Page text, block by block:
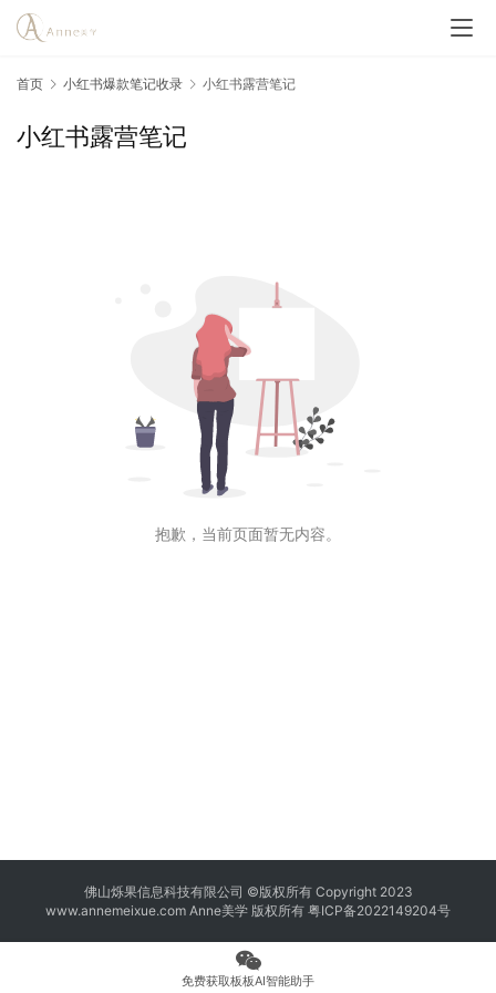
首页 小红书爆款笔记收录 小红书露营笔记
小红书露营笔记
抱歉，当前页面暂无内容。
佛山烁果信息科技有限公司 ©版权所有 Copyright 2023
www.annemeixue.com Anne美学 版权所有 粤ICP备2022149204号
免费获取板板AI智能助手